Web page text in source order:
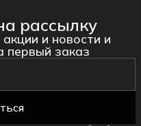
рассылку
и новости и
первый заказ